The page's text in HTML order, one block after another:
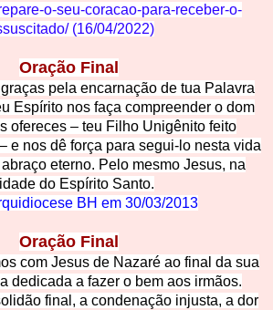
o-seu-coracao-para-receber-o-
(16/04/2022)
Oração Final
pela encarnação de tua Palavra
Espírito nos faça compreender o dom
ofereces – teu Filho Unigênito feito
e nos dê força para segui-lo nesta vida
eterno. Pelo mesmo Jesus, na
do Espírito Santo.
BH em 30/03/2013
Oração Final
com Jesus de Nazaré ao final da sua
dedicada a fazer o bem aos irmãos.
final, a condenação injusta, a dor